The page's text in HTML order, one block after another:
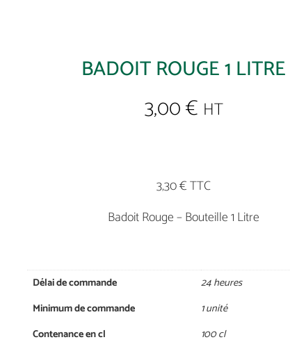
BADOIT ROUGE 1 LITRE
3,00€ HT
3,30 € TTC
Badoit Rouge – Bouteille 1 Litre
Délai de commande
24 heures
Minimum de commande
1 unité
Contenance en cl
100 cl